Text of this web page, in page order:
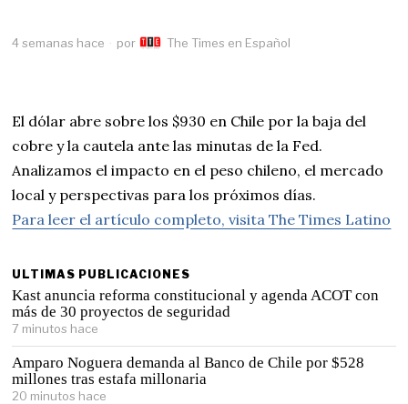
4 semanas hace por The Times en Español
El dólar abre sobre los $930 en Chile por la baja del
cobre y la cautela ante las minutas de la Fed.
Analizamos el impacto en el peso chileno, el mercado
local y perspectivas para los próximos días.
Para leer el artículo completo, visita The Times Latino
ULTIMAS PUBLICACIONES
Kast anuncia reforma constitucional y agenda ACOT con
más de 30 proyectos de seguridad
7 minutos hace
Amparo Noguera demanda al Banco de Chile por $528
millones tras estafa millonaria
20 minutos hace